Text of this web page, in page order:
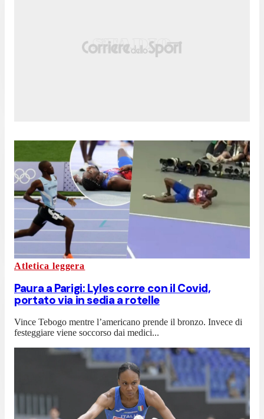
Atletica leggera
Paura a Parigi: Lyles corre con il Covid,
portato via in sedia a rotelle
Vince Tebogo mentre l’americano prende il bronzo. Invece di
festeggiare viene soccorso dai medici...